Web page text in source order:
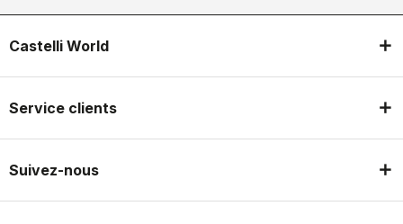
Castelli World
Service clients
Suivez-nous